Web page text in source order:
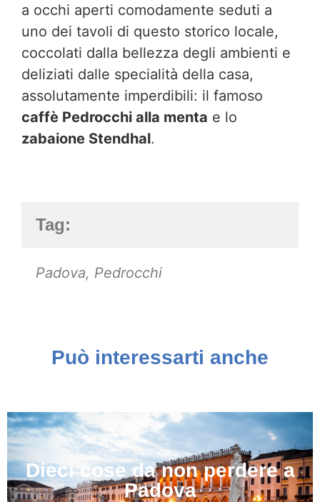
a occhi aperti comodamente seduti a
uno dei tavoli di questo storico locale,
coccolati dalla bellezza degli ambienti e
deliziati dalle specialità della casa,
assolutamente imperdibili: il famoso
caffè Pedrocchi alla menta e lo
zabaione Stendhal.
Tag:
Padova, Pedrocchi
Può interessarti anche
Dieci cose da non perdere a
Padova